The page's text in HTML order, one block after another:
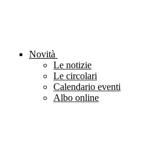
Novità
Le notizie
Le circolari
Calendario eventi
Albo online